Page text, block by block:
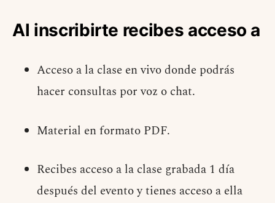
Al inscribirte recibes acceso a
Acceso a la clase en vivo donde podrás
hacer consultas por voz o chat.
Material en formato PDF.
Recibes acceso a la clase grabada 1 día
después del evento y tienes acceso a ella